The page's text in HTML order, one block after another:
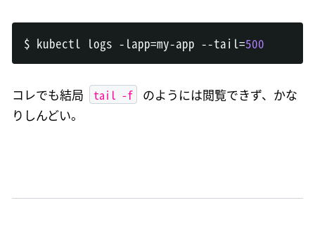
$ kubectl logs -lapp=my-app --tail=500
コレでも結局 tail -f
のようには閲覧できず、かな
りしんどい。